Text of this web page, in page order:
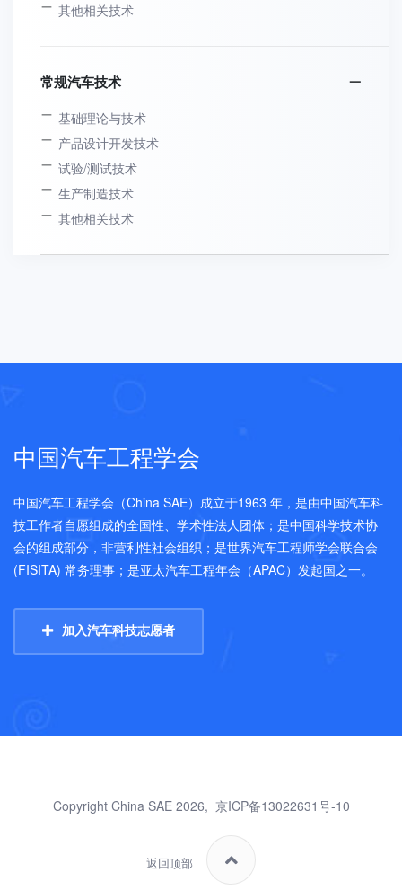
其他相关技术
常规汽车技术
基础理论与技术
产品设计开发技术
试验/测试技术
生产制造技术
其他相关技术
中国汽车工程学会
中国汽车工程学会（China SAE）成立于1963 年，是由中国汽车科
技工作者自愿组成的全国性、学术性法人团体；是中国科学技术协
会的组成部分，非营利性社会组织；是世界汽车工程师学会联合会
(FISITA) 常务理事；是亚太汽车工程年会（APAC）发起国之一。
加入汽车科技志愿者
Copyright China SAE 2026, 京ICP备13022631号-10
返回顶部